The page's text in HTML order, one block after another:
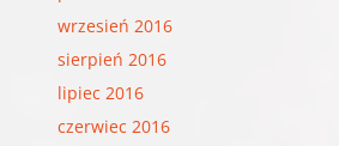
wrzesień 2016
sierpień 2016
lipiec 2016
czerwiec 2016